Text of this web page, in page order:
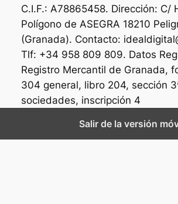
C.I.F.: A78865458. Dirección: C/
Polígono de ASEGRA 18210
(Granada). Contacto:
Tlf: +34 958 809 809. Datos
Registro Mercantil de Granada,
304 general, libro 204, sección
sociedades, inscripción 4
Salir de la versión